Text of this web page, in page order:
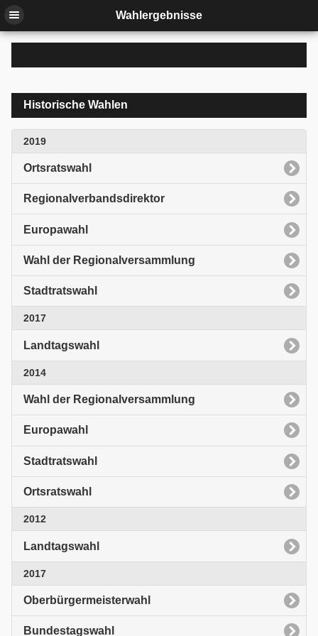
Wahlergebnisse
Historische Wahlen
2019
Ortsratswahl
Regionalverbandsdirektor
Europawahl
Wahl der Regionalversammlung
Stadtratswahl
2017
Landtagswahl
2014
Wahl der Regionalversammlung
Europawahl
Stadtratswahl
Ortsratswahl
2012
Landtagswahl
2017
Oberbürgermeisterwahl
Bundestagswahl